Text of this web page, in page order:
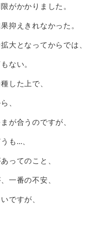
がかかりました。
抑えきれなかった。
大となってからでは、
ない。
した上で、
、
が合うのですが、
も…、
ってのこと、
一番の不安、
ですが、